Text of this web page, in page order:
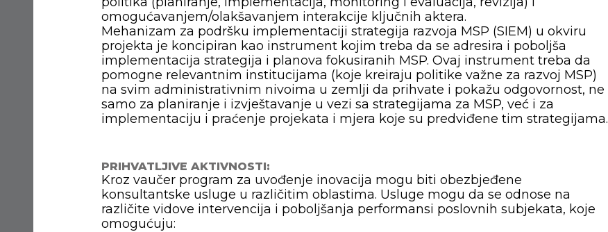
omogućavanjem/olakšavanjem interakcije ključnih aktera.
Mehanizam za podršku implementaciji strategija razvoja MSP (SIEM) u okviru
projekta je koncipiran kao instrument kojim treba da se adresira i poboljša
implementacija strategija i planova fokusiranih MSP. Ovaj instrument treba da
pomogne relevantnim institucijama (koje kreiraju politike važne za razvoj MSP)
na svim administrativnim nivoima u zemlji da prihvate i pokažu odgovornost, ne
samo za planiranje i izvještavanje u vezi sa strategijama za MSP, već i za
implementaciju i praćenje projekata i mjera koje su predviđene tim strategijama.
PRIHVATLJIVE AKTIVNOSTI:
Kroz vaučer program za uvođenje inovacija mogu biti obezbjeđene
konsultantske usluge u različitim oblastima. Usluge mogu da se odnose na
različite vidove intervencija i poboljšanja performansi poslovnih subjekata, koje
omogućuju: